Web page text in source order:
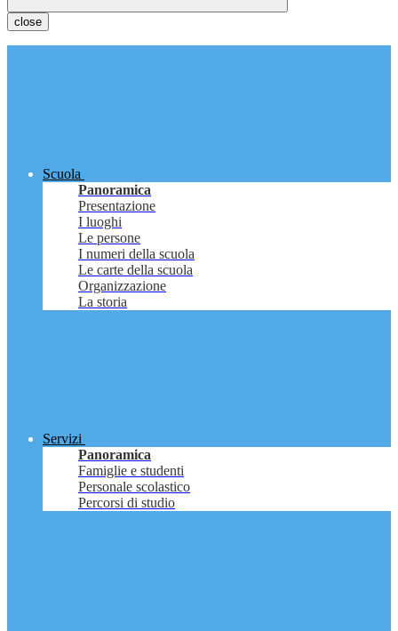
close
Scuola
Panoramica
Presentazione
I luoghi
Le persone
I numeri della scuola
Le carte della scuola
Organizzazione
La storia
Servizi
Panoramica
Famiglie e studenti
Personale scolastico
Percorsi di studio